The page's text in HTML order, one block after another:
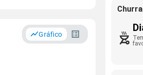
Gráfico